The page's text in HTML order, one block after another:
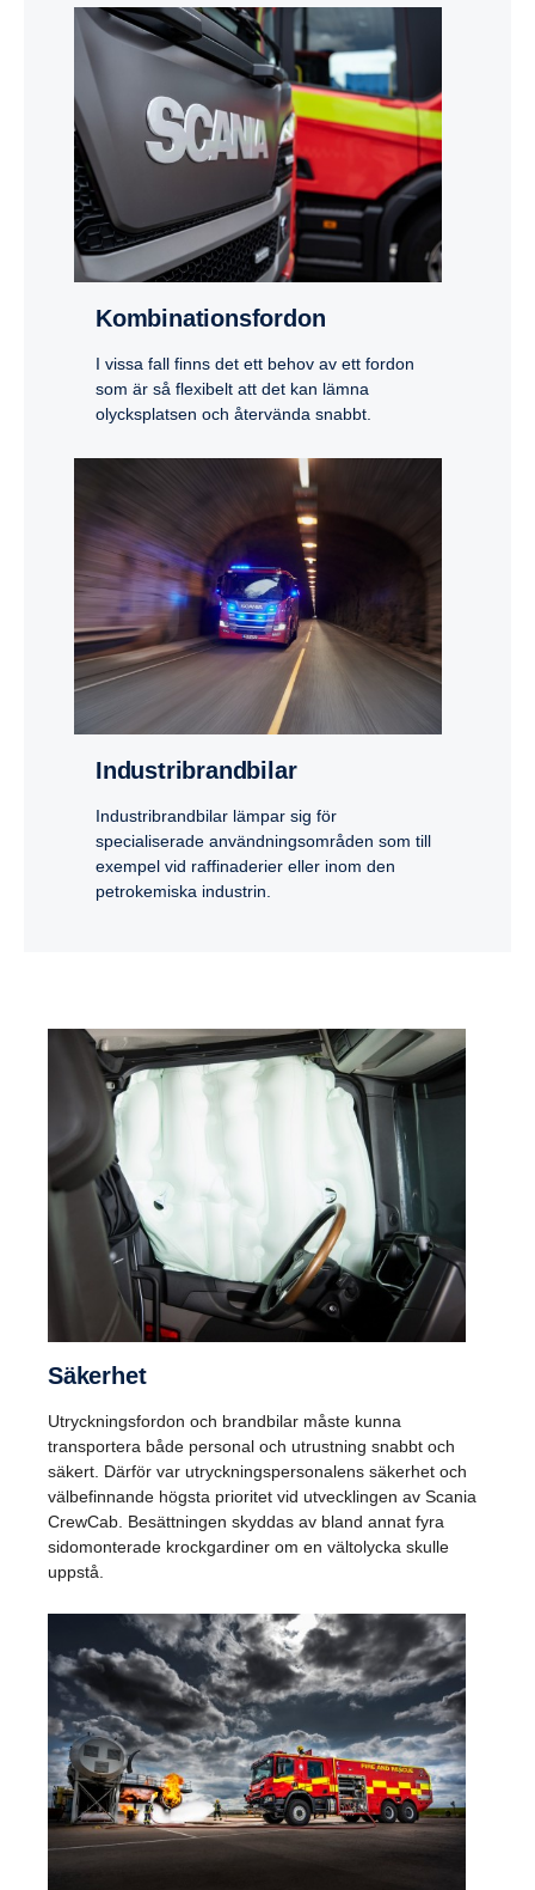
Kombi­na­tions­fordon
I vissa fall finns det ett behov av ett fordon
som är så flexibelt att det kan lämna
olycksplatsen och återvända snabbt.
Industri­brand­bilar
Industribrandbilar lämpar sig för
specialiserade användningsområden som till
exempel vid raffinaderier eller inom den
petrokemiska industrin.
Säkerhet
Utryckningsfordon och brandbilar måste kunna
transportera både personal och utrustning snabbt och
säkert. Därför var utryckningspersonalens säkerhet och
välbefinnande högsta prioritet vid utvecklingen av Scania
CrewCab. Besättningen skyddas av bland annat fyra
sidomonterade krockgardiner om en vältolycka skulle
uppstå.